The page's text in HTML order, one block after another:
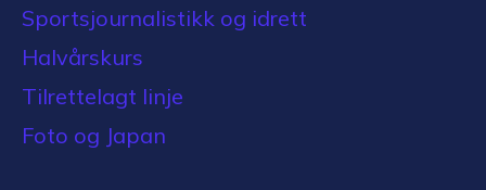
Sportsjournalistikk og idrett
Halvårskurs
Tilrettelagt linje
Foto og Japan